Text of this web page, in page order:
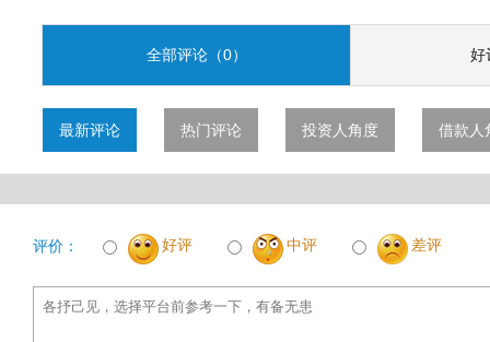
全部评论（0） 好
最新评论 热门评论 投资人角度 借款人
评价： 好评 中评 差评